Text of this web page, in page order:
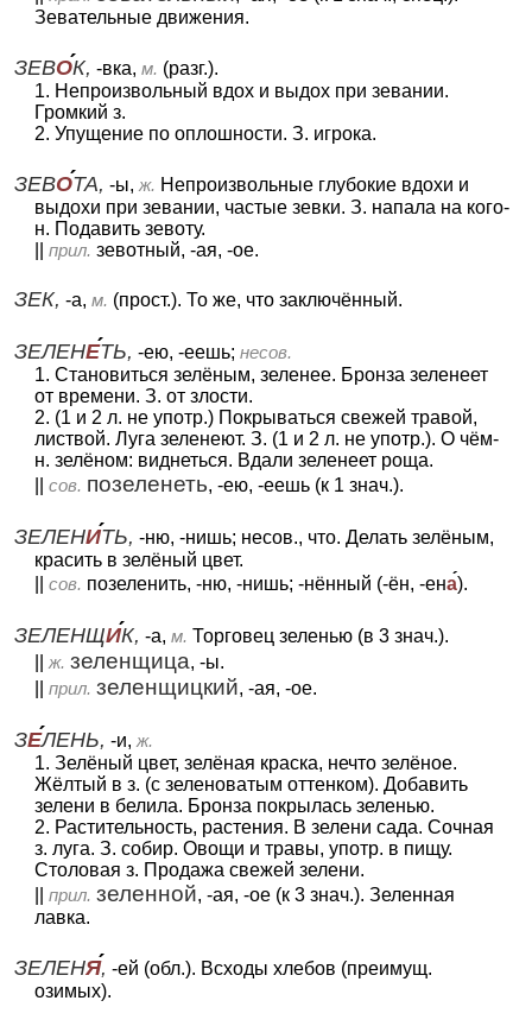
Зевательные движения.
ЗЕВОК, -вка, м. (разг.).
1. Непроизвольный вдох и выдох при зевании.
Громкий з.
2. Упущение по оплошности. З. игрока.
ЗЕВОТА, -ы, ж. Непроизвольные глубокие вдохи и
выдохи при зевании, частые зевки. З. напала на кого-
н. Подавить зевоту.
прил. зевотный, -ая, -ое.
ЗЕК, -а, м. (прост.). То же, что заключённый.
ЗЕЛЕНЕТЬ, -ею, -еешь; несов.
1. Становиться зелёным, зеленее. Бронза зеленеет
от времени. З. от злости.
2. (1 и 2 л. не употр.) Покрываться свежей травой,
листвой. Луга зеленеют. З. (1 и 2 л. не употр.). О чём-
н. зелёном: виднеться. Вдали зеленеет роща.
сов. позеленеть, -ею, -еешь (к 1 знач.).
ЗЕЛЕНИТЬ, -ню, -нишь; несов., что. Делать зелёным,
красить в зелёный цвет.
сов. позеленить, -ню, -нишь; -нённый (-ён, -ена).
ЗЕЛЕНЩИК, -а, м. Торговец зеленью (в 3 знач.).
ж. зеленщица, -ы.
прил. зеленщицкий, -ая, -ое.
ЗЕЛЕНЬ, -и, ж.
1. Зелёный цвет, зелёная краска, нечто зелёное.
Жёлтый в з. (с зеленоватым оттенком). Добавить
зелени в белила. Бронза покрылась зеленью.
2. Растительность, растения. В зелени сада. Сочная
з. луга. З. собир. Овощи и травы, употр. в пищу.
Столовая з. Продажа свежей зелени.
прил. зеленной, -ая, -ое (к 3 знач.). Зеленная
лавка.
ЗЕЛЕНЯ, -ей (обл.). Всходы хлебов (преимущ.
озимых).